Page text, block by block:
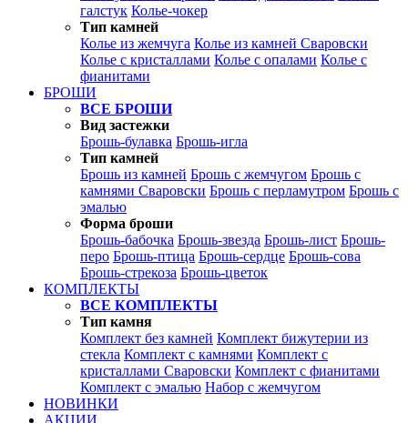
галстук Колье-чокер
Тип камней
Колье из жемчуга Колье из камней Сваровски
Колье с кристаллами Колье с опалами Колье с
фианитами
БРОШИ
ВСЕ БРОШИ
Вид застежки
Брошь-булавка Брошь-игла
Тип камней
Брошь из камней Брошь с жемчугом Брошь с
камнями Сваровски Брошь с перламутром Брошь с
эмалью
Форма броши
Брошь-бабочка Брошь-звезда Брошь-лист Брошь-
перо Брошь-птица Брошь-сердце Брошь-сова
Брошь-стрекоза Брошь-цветок
КОМПЛЕКТЫ
ВСЕ КОМПЛЕКТЫ
Тип камня
Комплект без камней Комплект бижутерии из
стекла Комплект с камнями Комплект с
кристаллами Сваровски Комплект с фианитами
Комплект с эмалью Набор с жемчугом
НОВИНКИ
АКЦИИ